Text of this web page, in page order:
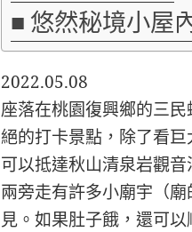
悠然秘境小屋
2022.05.08
座落在桃園復興鄉的三
絕的打卡景點，除了看
可以抵達秋山清泉岩觀
兩旁走有許多小廟宇（
見。如果肚子餓，還可